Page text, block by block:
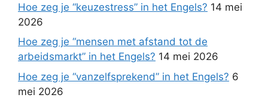
Hoe zeg je “keuzestress” in het Engels? 14 mei
2026
Hoe zeg je “mensen met afstand tot de
arbeidsmarkt” in het Engels? 14 mei 2026
Hoe zeg je “vanzelfsprekend” in het Engels? 6
mei 2026